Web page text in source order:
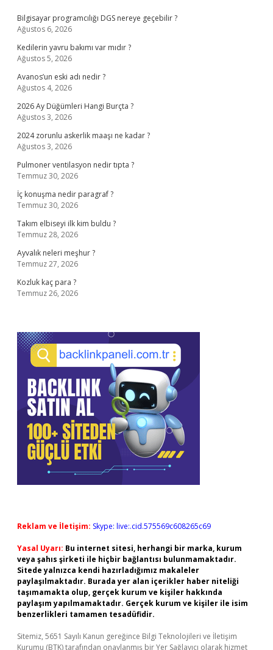
Bilgisayar programcılığı DGS nereye geçebilir ?
Ağustos 6, 2026
Kedilerin yavru bakımı var mıdır ?
Ağustos 5, 2026
Avanos’un eski adı nedir ?
Ağustos 4, 2026
2026 Ay Düğümleri Hangi Burçta ?
Ağustos 3, 2026
2024 zorunlu askerlik maaşı ne kadar ?
Ağustos 3, 2026
Pulmoner ventilasyon nedir tıpta ?
Temmuz 30, 2026
İç konuşma nedir paragraf ?
Temmuz 30, 2026
Takım elbiseyi ilk kim buldu ?
Temmuz 28, 2026
Ayvalık neleri meşhur ?
Temmuz 27, 2026
Kozluk kaç para ?
Temmuz 26, 2026
Reklam ve İletişim: Skype: live:.cid.575569c608265c69
Yasal Uyarı: Bu internet sitesi, herhangi bir marka, kurum
veya şahıs şirketi ile hiçbir bağlantısı bulunmamaktadır.
Sitede yalnızca kendi hazırladığımız makaleler
paylaşılmaktadır. Burada yer alan içerikler haber niteliği
taşımamakta olup, gerçek kurum ve kişiler hakkında
paylaşım yapılmamaktadır. Gerçek kurum ve kişiler ile isim
benzerlikleri tamamen tesadüfidir.
Sitemiz, 5651 Sayılı Kanun gereğince Bilgi Teknolojileri ve İletişim
Kurumu (BTK) tarafından onaylanmış bir Yer Sağlayıcı olarak hizmet